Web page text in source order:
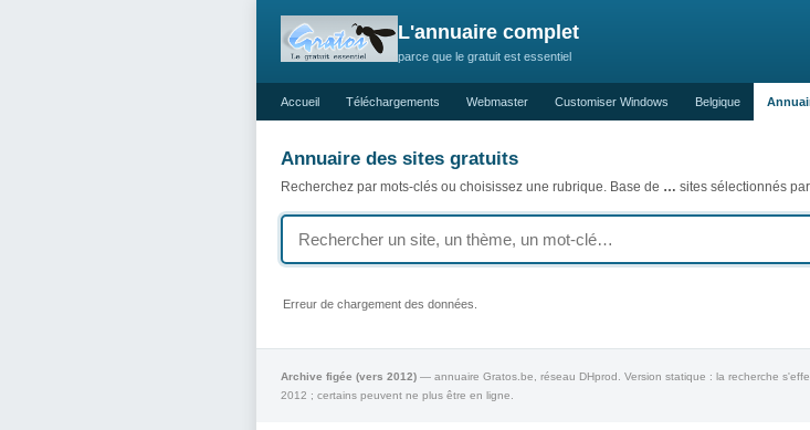
L'annuaire complet
parce que le gratuit est essentiel
Accueil Téléchargements Webmaster Customiser Windows Belgique
Annuaire des sites gratuits
Recherchez par mots-clés ou choisissez une rubrique. Base de … sites sélectionnés
Erreur de chargement des données.
Archive figée (vers 2012) — annuaire Gratos.be, réseau DHprod. Version statique : la recherche
2012 ; certains peuvent ne plus être en ligne.